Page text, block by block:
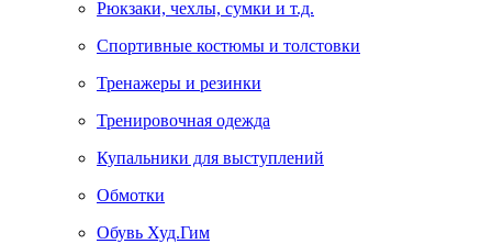
Рюкзаки, чехлы, сумки и т.д.
Спортивные костюмы и толстовки
Тренажеры и резинки
Тренировочная одежда
Купальники для выступлений
Обмотки
Обувь Худ.Гим